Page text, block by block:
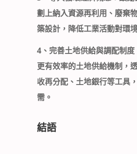
劃上納入資源再利用、廢棄
築設計，降低工業活動對環
4、 完善土地供給與調配制度
更有效率的土地供給機制，
收再分配、土地銀行等工具
需。
結語